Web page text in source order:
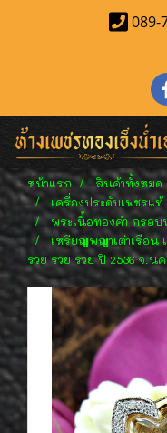
089-
หน้าแรก
สินค้าทั้งหมด
เครื่องประดับเพชรแท้
พระเนื้อทองคำ กรอบ
เหรียญพญาเต่าเรือน
รวย รวย รวย ปี 2536 จ.น